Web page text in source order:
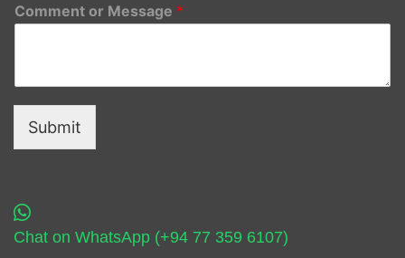
Comment or Message *
Submit
Chat on WhatsApp (+94 77 359 6107)